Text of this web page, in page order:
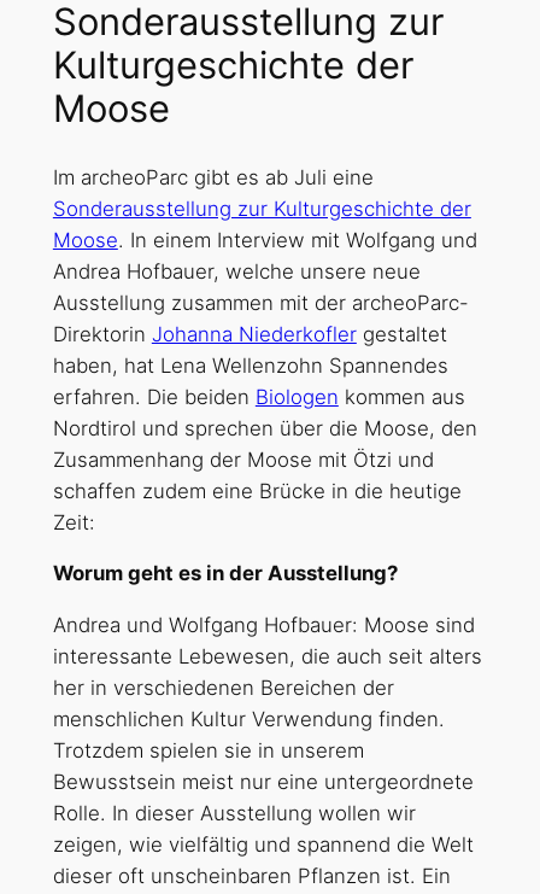
Sonderausstellung zur
Kulturgeschichte der
Moose
Im archeoParc gibt es ab Juli eine
Sonderausstellung zur Kulturgeschichte der
Moose. In einem Interview mit Wolfgang und
Andrea Hofbauer, welche unsere neue
Ausstellung zusammen mit der archeoParc-
Direktorin Johanna Niederkoflergestaltet
haben, hat Lena Wellenzohn Spannendes
erfahren. Die beiden Biologen kommen aus
Nordtirol und sprechen über die Moose, den
Zusammenhang der Moose mit Ötzi und
schaffen zudem eine Brücke in die heutige
Zeit:
Worum geht es in der Ausstellung?
Andrea und Wolfgang Hofbauer: Moose sind
interessante Lebewesen, die auch seit alters
her in verschiedenen Bereichen der
menschlichen Kultur Verwendung finden.
Trotzdem spielen sie in unserem
Bewusstsein meist nur eine untergeordnete
Rolle. In dieser Ausstellung wollen wir
zeigen, wie vielfältig und spannend die Welt
dieser oft unscheinbaren Pflanzen ist. Ein